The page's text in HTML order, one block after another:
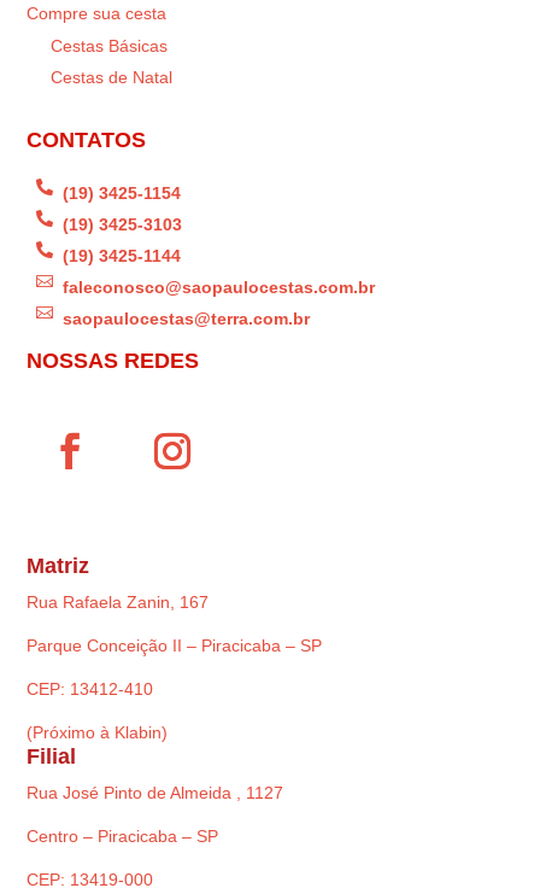
Compre sua cesta
Cestas Básicas
Cestas de Natal
CONTATOS
 (19) 3425-1154
 (19) 3425-3103
 (19) 3425-1144
 faleconosco@saopaulocestas.com.br
 saopaulocestas@terra.com.br
NOSSAS REDES
Matriz
Rua Rafaela Zanin, 167
Parque Conceição II – Piracicaba – SP
CEP: 13412-410
(Próximo à Klabin)
Filial
Rua José Pinto de Almeida , 1127
Centro – Piracicaba – SP
CEP: 13419-000